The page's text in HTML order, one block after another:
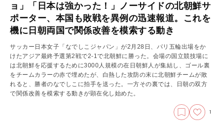
ョ」「日本は強かった！」ノーサイドの北朝鮮サ
ポーター、本国も敗戦を異例の迅速報道。これを
機に日朝両国で関係改善を模索する動き
サッカー日本女子「なでしこジャパン」が2月28日、パリ五輪出場をか
けたアジア最終予選第2戦で2-1で北朝鮮に勝った。会場の国立競技場に
は北朝鮮を応援するために3000人規模の在日朝鮮人が集結し、ゴール裏
をチームカラーの赤で埋めたが、白熱した攻防の末に北朝鮮チームが敗
れると、勝者のなでしこに拍手を送った。一方その裏では、日朝の双方
で関係改善を模索する動きが顕在化し始めた。
1